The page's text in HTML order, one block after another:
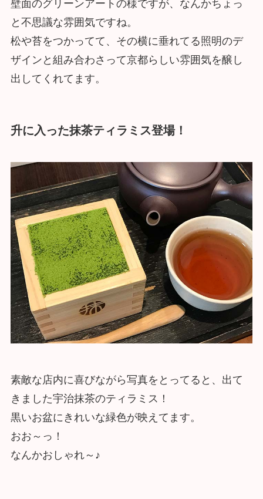
壁面のグリーンアートの様ですが、なんかちょっ
と不思議な雰囲気ですね。
松や苔をつかってて、その横に垂れてる照明のデ
ザインと組み合わさって京都らしい雰囲気を醸し
出してくれてます。
升に入った抹茶ティラミス登場！
素敵な店内に喜びながら写真をとってると、出て
きました宇治抹茶のティラミス！
黒いお盆にきれいな緑色が映えてます。
おお～っ！
なんかおしゃれ～♪